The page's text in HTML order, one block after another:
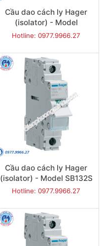
Cầu dao cách ly Hager
(isolator) - Model
SBN290
Hotline: 0977.9966.27
Cầu dao cách ly Hager
(isolator) - Model SB132S
Hotline: 0977.9966.27